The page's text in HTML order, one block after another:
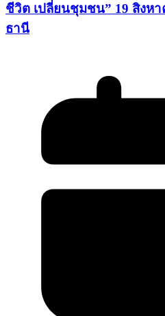
ชีวิต เปลี่ยนชุมชน” 19 สิงห
ธานี